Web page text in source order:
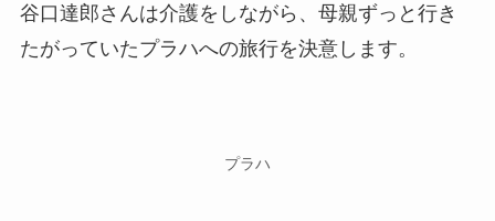
谷口達郎さんは介護をしながら、母親ずっと行き
たがっていたプラハへの旅行を決意します。
プラハ